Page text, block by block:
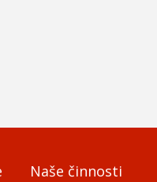
Naše činnosti